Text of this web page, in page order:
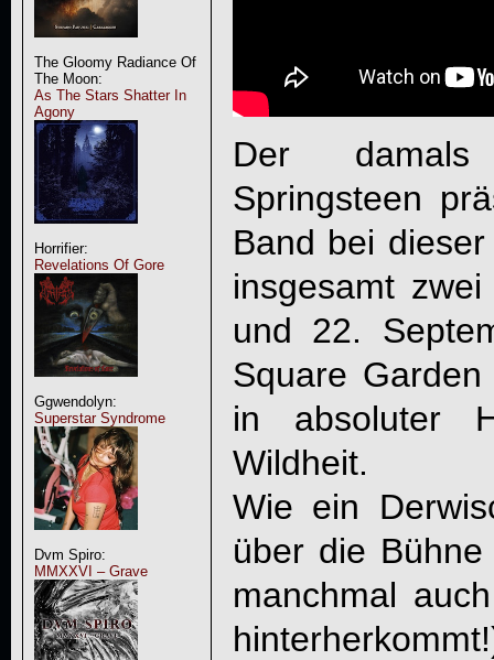
The Gloomy Radiance Of
The Moon:
As The Stars Shatter In
Agony
Horrifier:
Revelations Of Gore
Ggwendolyn:
Superstar Syndrome
Dvm Spiro:
MMXXVI – Grave
Der damals
Springsteen
Band bei
insgesamt
und 22.
Square
in absoluter
Wildheit.
Wie ein
über die
manchmal